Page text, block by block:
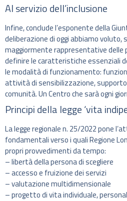
Al servizio dell’inclusione
Infine, conclude l’esponente della
deliberazione di oggi abbiamo
maggiormente rappresentative delle
definire le caratteristiche essenziali
le modalità di funzionamento:
attività di sensibilizzazione,
comunità. Un Centro che sarà ogni
Principi della legge ‘vita
La legge regionale n. 25/2022 pone
fondamentali verso i quali Regione
propri provvedimenti da tempo:
– libertà della persona di scegliere
– accesso e fruizione dei servizi
– valutazione multidimensionale
– progetto di vita individuale,